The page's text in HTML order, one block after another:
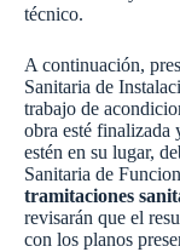
técnico.
A continuación,
Sanitaria de
trabajo de
obra esté
estén en su lugar,
Sanitaria de
tramitaciones
revisarán que el
con los planos